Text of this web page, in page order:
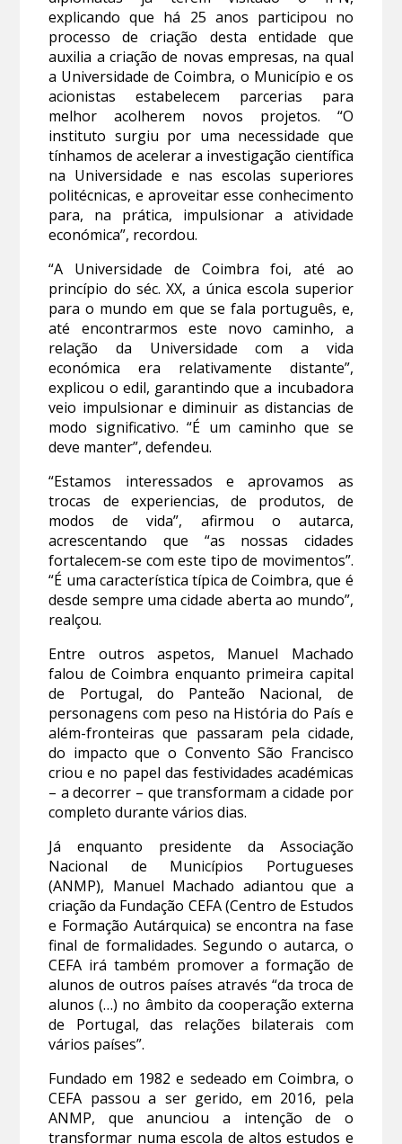
explicando que há 25 anos participou no
processo de criação desta entidade que
auxilia a criação de novas empresas, na qual
a Universidade de Coimbra, o Município e os
acionistas estabelecem parcerias para
melhor acolherem novos projetos. “O
instituto surgiu por uma necessidade que
tínhamos de acelerar a investigação científica
na Universidade e nas escolas superiores
politécnicas, e aproveitar esse conhecimento
para, na prática, impulsionar a atividade
económica”, recordou.
“A Universidade de Coimbra foi, até ao
princípio do séc. XX, a única escola superior
para o mundo em que se fala português, e,
até encontrarmos este novo caminho, a
relação da Universidade com a vida
económica era relativamente distante”,
explicou o edil, garantindo que a incubadora
veio impulsionar e diminuir as distancias de
modo significativo. “É um caminho que se
deve manter”, defendeu.
“Estamos interessados e aprovamos as
trocas de experiencias, de produtos, de
modos de vida”, afirmou o autarca,
acrescentando que “as nossas cidades
fortalecem-se com este tipo de movimentos”.
“É uma característica típica de Coimbra, que é
desde sempre uma cidade aberta ao mundo”,
realçou.
Entre outros aspetos, Manuel Machado
falou de Coimbra enquanto primeira capital
de Portugal, do Panteão Nacional, de
personagens com peso na História do País e
além-fronteiras que passaram pela cidade,
do impacto que o Convento São Francisco
criou e no papel das festividades académicas
– a decorrer – que transformam a cidade por
completo durante vários dias.
Já enquanto presidente da Associação
Nacional de Municípios Portugueses
(ANMP), Manuel Machado adiantou que a
criação da Fundação CEFA (Centro de Estudos
e Formação Autárquica) se encontra na fase
final de formalidades. Segundo o autarca, o
CEFA irá também promover a formação de
alunos de outros países através “da troca de
alunos (…) no âmbito da cooperação externa
de Portugal, das relações bilaterais com
vários países”.
Fundado em 1982 e sedeado em Coimbra, o
CEFA passou a ser gerido, em 2016, pela
ANMP, que anunciou a intenção de o
transformar numa escola de altos estudos e